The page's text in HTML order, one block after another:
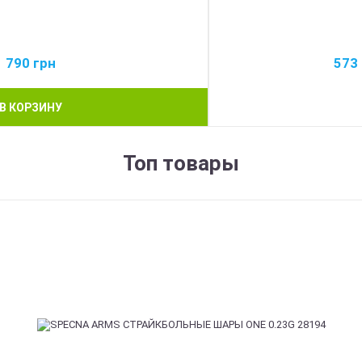
790 грн
В КОРЗИНУ
573
Топ товары